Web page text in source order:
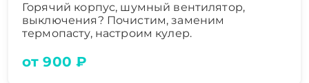
Горячий корпус, шумный вентилятор,
выключения? Почистим, заменим
термопасту, настроим кулер.
от 900 ₽